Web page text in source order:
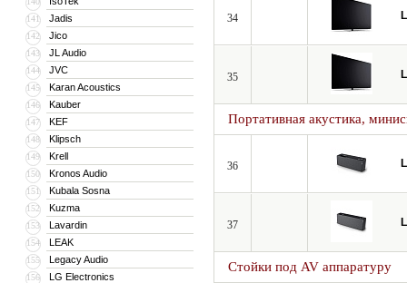
141 Jadis
142 Jico
143 JL Audio
144 JVC
145 Karan Acoustics
146 Kauber
147 KEF
148 Klipsch
149 Krell
150 Kronos Audio
151 Kubala Sosna
152 Kuzma
153 Lavardin
154 LEAK
155 Legacy Audio
156 LG Electronics
34
35
Портативная акустика,
36
37
Стойки под AV аппаратуру